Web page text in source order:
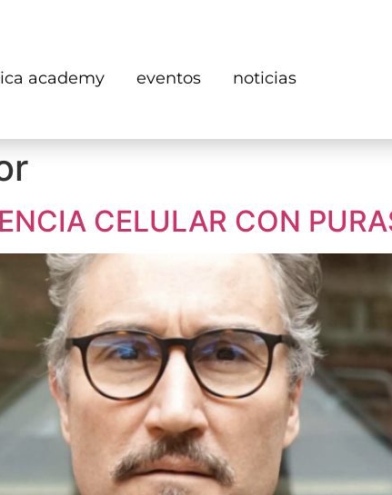
academy eventos noticias
CELULAR CON